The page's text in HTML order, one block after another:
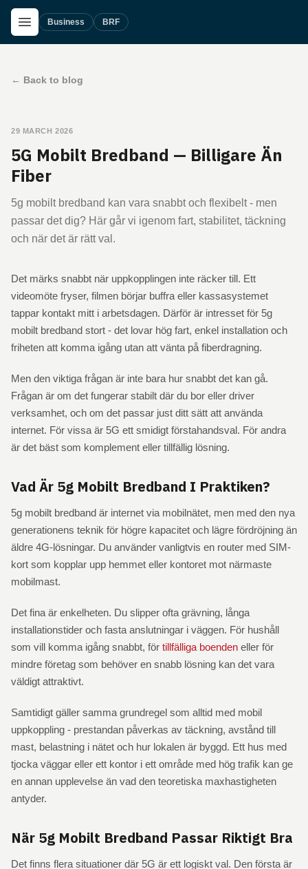
Skip to main content
Open Menu
Business BRF
← Back to blog
29 MARCH 2026
5G Mobilt Bredband — Billigare Än
Fiber
5g mobilt bredband kan vara snabbt och flexibelt - men
passar det dig? Här går vi igenom fart, stabilitet, täckning
och när det är rätt val.
Det märks snabbt när uppkopplingen inte räcker till. Ett
videomöte fryser, filmen börjar buffra eller kassasystemet
tappar kontakt mitt i arbetsdagen. Därför är intresset för 5g
mobilt bredband stort - det lovar hög fart, enkel installation och
friheten att komma igång utan att vänta på fiberdragning.
Men den viktiga frågan är inte bara hur snabbt det kan gå.
Frågan är om det fungerar stabilt där du bor eller driver
verksamhet, och om det passar just ditt sätt att använda
internet. För vissa är 5G ett smidigt förstahandsval. För andra
är det bäst som komplement eller tillfällig lösning.
Vad Är 5g Mobilt Bredband I Praktiken?
5g mobilt bredband är internet via mobilnätet, men med den nya
generationens teknik för högre kapacitet och lägre fördröjning än
äldre 4G-lösningar. Du använder vanligtvis en router med SIM-
kort som kopplar upp hemmet eller kontoret mot närmaste
mobilmast.
Det fina är enkelheten. Du slipper ofta grävning, långa
installationstider och fasta anslutningar i väggen. För hushåll
som vill komma igång snabbt, för tillfälliga boenden eller för
mindre företag som behöver en snabb lösning kan det vara
väldigt attraktivt.
Samtidigt gäller samma grundregel som alltid med mobil
uppkoppling - prestandan påverkas av täckning, avstånd till
mast, belastning i nätet och hur lokalen är byggd. Ett hus med
tjocka väggar eller ett kontor i ett område med hög trafik kan ge
en annan upplevelse än vad den teoretiska maxhastigheten
antyder.
När 5g Mobilt Bredband Passar Riktigt Bra
Det finns flera situationer där 5G är ett logiskt val. Den första är